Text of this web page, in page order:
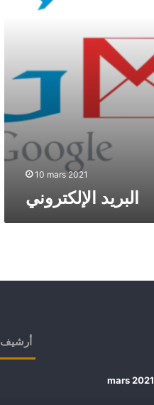
10 mars 2021
البريد الإلكتروني
أرشيف
mars 2021